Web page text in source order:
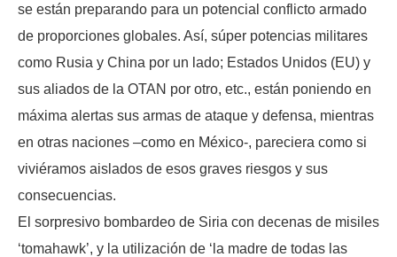
se están preparando para un potencial conflicto armado
de proporciones globales. Así, súper potencias militares
como Rusia y China por un lado; Estados Unidos (EU) y
sus aliados de la OTAN por otro, etc., están poniendo en
máxima alertas sus armas de ataque y defensa, mientras
en otras naciones –como en México-, pareciera como si
viviéramos aislados de esos graves riesgos y sus
consecuencias.
El sorpresivo bombardeo de Siria con decenas de misiles
‘tomahawk’, y la utilización de ‘la madre de todas las